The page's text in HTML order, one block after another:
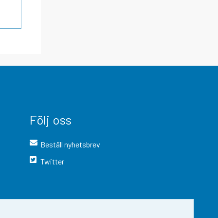
Följ oss
Beställ nyhetsbrev
Twitter